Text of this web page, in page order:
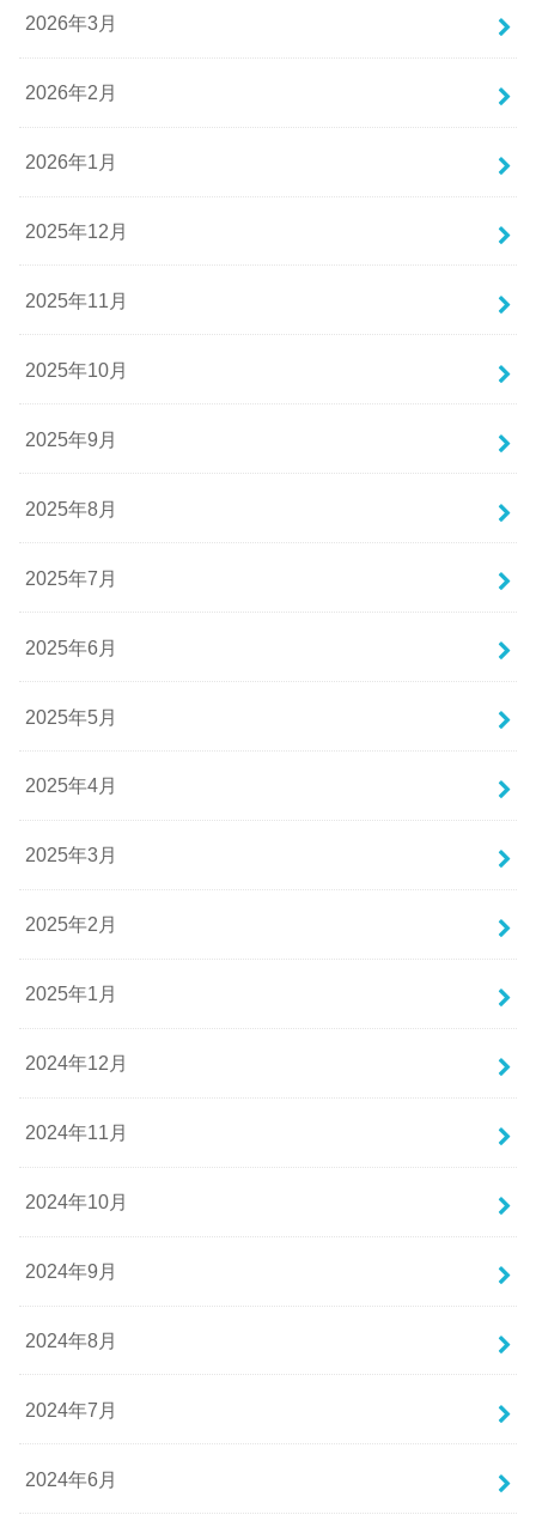
2026年3月
2026年2月
2026年1月
2025年12月
2025年11月
2025年10月
2025年9月
2025年8月
2025年7月
2025年6月
2025年5月
2025年4月
2025年3月
2025年2月
2025年1月
2024年12月
2024年11月
2024年10月
2024年9月
2024年8月
2024年7月
2024年6月